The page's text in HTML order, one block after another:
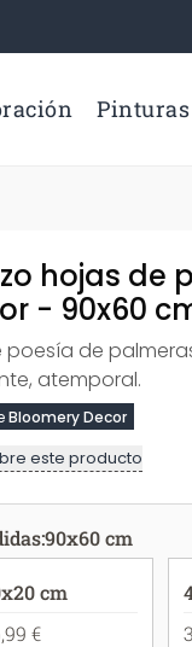
Pinturas
hojas de
- 90x60
poesía de
atemporal.
Bloomery Decor
este producto
:90x60 cm
cm
€